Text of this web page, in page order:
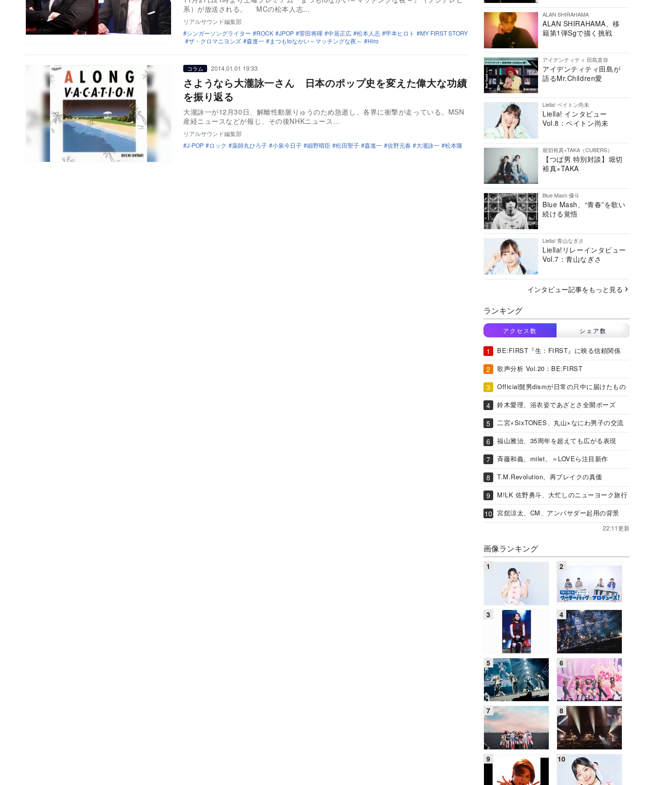
系）が放送される。 MCの松本人志…
リアルサウンド編集部
シンガーソングライター
ROCK JPOP 菅田将暉 中居正広 松本人志 甲本ヒロト
MY FIRST STORY
ザ・クロマニヨンズ
森進一 まつもtoなかい～マッチングな夜～ Hiro
コラム 2014.01.01 19:33
さようなら大瀧詠一さん 日本のポップ史を変えた偉大な功績
を振り返る
大瀧詠一が12月30日、解離性動脈りゅうのため急逝し、各界に衝撃が走っている。MSN
産経ニュースなどが報じ、その後NHKニュース…
リアルサウンド編集部
J-POP
ロック 薬師丸ひろ子 小泉今日子 細野晴臣 松田聖子 森進一 佐野元春 大瀧詠一 松本隆
ALAN SHIRAHAMA
ALAN SHIRAHAMA、移
籍第1弾Sgで描く挑戦
アイデンティティ 田島直弥
アイデンティティ田島が
語るMr.Children愛
Liella! ペイトン尚未
Liella! インタビュー
Vol.8：ペイトン尚未
堀切裕真×TAKA（CUBERS）
【つば男 特別対談】堀切
裕真×TAKA
Blue Mash 優斗
Blue Mash、“青春”を歌い
続ける覚悟
Liella! 青山なぎさ
Liella!リレーインタビュー
Vol.7：青山なぎさ
インタビュー記事をもっと見る
ランキング
アクセス数 シェア数
BE:FIRST『生：FIRST』に映る信頼関係
歌声分析 Vol.20：BE:FIRST
Official髭男dismが日常の只中に届けたもの
鈴木愛理、浴衣姿であざとさ全開ポーズ
二宮×SixTONES、丸山×なにわ男子の交流
福山雅治、35周年を超えても広がる表現
斉藤和義、milet、＝LOVEら注目新作
T.M.Revolution、再ブレイクの真価
M!LK 佐野勇斗、大忙しのニューヨーク旅行
宮舘涼太、CM、アンバサダー起用の背景
22:11更新
画像ランキング